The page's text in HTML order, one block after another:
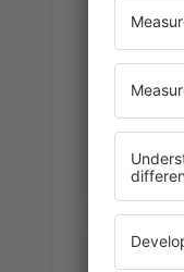
Daryoush
United
October
SONGUEL